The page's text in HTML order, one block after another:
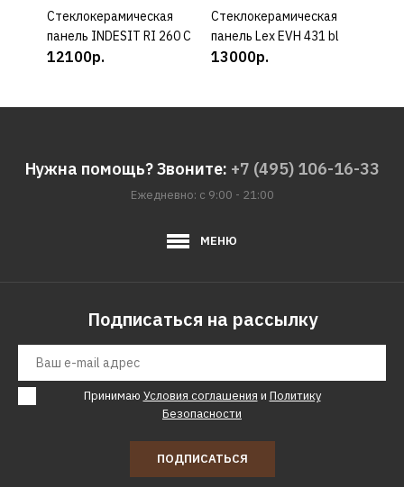
КУПИТЬ
Cтеклокерамическая
панель INDESIT RI 260 C
12100р.
КУПИТЬ
Cтеклокерамическая
панель Lex EVH 431 bl
13000р.
Нужна помощь? Звоните: +7 (495) 106-16-33
Ежедневно: с 9:00 - 21:00
МЕНЮ
Подписаться на рассылку
Принимаю Условия соглашения и Политику
Безопасности
ПОДПИСАТЬСЯ